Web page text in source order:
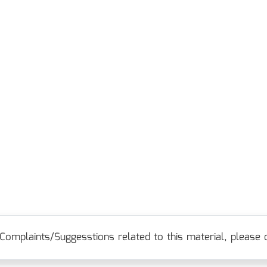
Suggesstions related to this material, please